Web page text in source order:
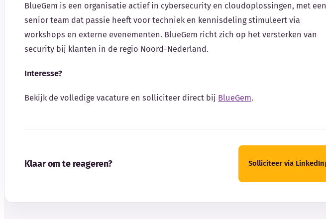
BlueGem is een organisatie actief in cybersecurity en cloudoplossingen, met een
senior team dat passie heeft voor techniek en kennisdeling stimuleert via
workshops en externe evenementen. BlueGem richt zich op het versterken van
security bij klanten in de regio Noord-Nederland.
Interesse?
Bekijk de volledige vacature en solliciteer direct bij BlueGem.
Klaar om te reageren? Solliciteer via LinkedIn